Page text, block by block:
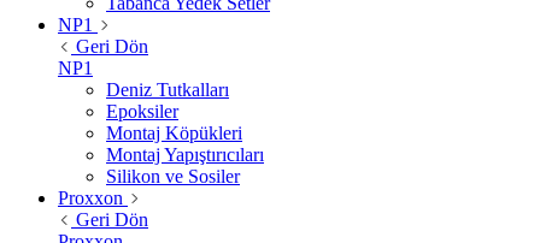
NP1
Geri Dön
NP1
Deniz Tutkalları
Epoksiler
Montaj Köpükleri
Montaj Yapıştırıcıları
Silikon ve Sosiler
Proxxon
Geri Dön